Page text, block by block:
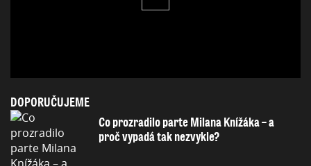
DOPORUČUJEME
Co prozradilo parte Milana Knížáka – a
proč vypadá tak nezvykle?